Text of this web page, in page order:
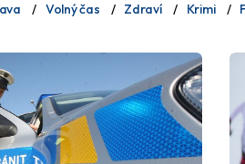
Volný čas Zdraví Krimi